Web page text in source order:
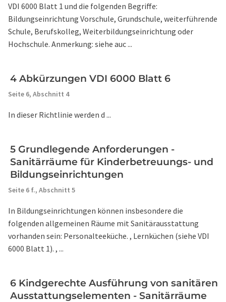
VDI 6000 Blatt 1 und die folgenden Begriffe:
Bildungseinrichtung Vorschule, Grundschule, weiterführende
Schule, Berufskolleg, Weiterbildungseinrichtung oder
Hochschule. Anmerkung: siehe auc ...
4 Abkürzungen VDI 6000 Blatt 6
Seite 6, Abschnitt 4
In dieser Richtlinie werden d ...
5 Grundlegende Anforderungen -
Sanitärräume für Kinderbetreuungs- und
Bildungseinrichtungen
Seite 6 f., Abschnitt 5
In Bildungseinrichtungen können insbesondere die
folgenden allgemeinen Räume mit Sanitärausstattung
vorhanden sein: Personalteeküche. , Lernküchen (siehe VDI
6000 Blatt 1). , ...
6 Kindgerechte Ausführung von sanitären
Ausstattungselementen - Sanitärräume